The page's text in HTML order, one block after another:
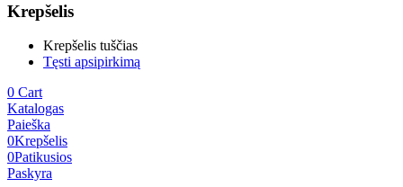
Krepšelis
Krepšelis tuščias
Tęsti apsipirkimą
0 Cart
Katalogas
Paieška
0Krepšelis
0Patikusios
Paskyra